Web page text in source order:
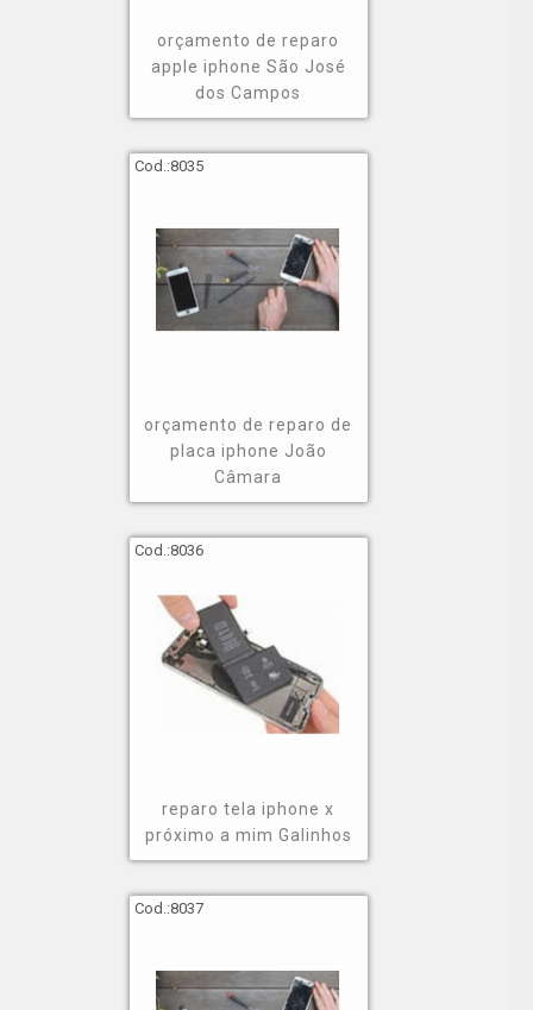
orçamento de reparo
apple iphone São José
dos Campos
Cod.:8035
orçamento de reparo de
placa iphone João
Câmara
Cod.:8036
reparo tela iphone x
próximo a mim Galinhos
Cod.:8037